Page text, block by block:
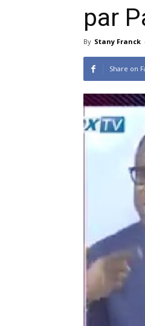
par
By Stany Franck
Share on